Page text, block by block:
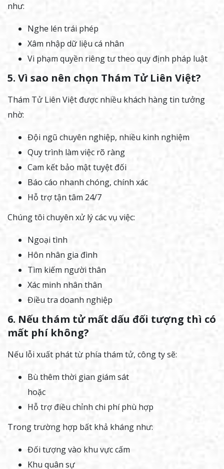
như:
Nghe lén trái phép
Xâm nhập dữ liệu cá nhân
Vi phạm quyền riêng tư theo quy định pháp luật
5. Vì sao nên chọn Thám Tử Liên Việt?
Thám Tử Liên Việt được nhiều khách hàng tin tưởng
nhờ:
Đội ngũ chuyên nghiệp, nhiều kinh nghiệm
Quy trình làm việc rõ ràng
Cam kết bảo mật tuyệt đối
Báo cáo nhanh chóng, chính xác
Hỗ trợ tận tâm 24/7
Chúng tôi chuyên xử lý các vụ việc:
Ngoại tình
Hôn nhân gia đình
Tìm kiếm người thân
Xác minh nhân thân
Điều tra doanh nghiệp
6. Nếu thám tử mất dấu đối tượng thì có
mất phí không?
Nếu lỗi xuất phát từ phía thám tử, công ty sẽ:
Bù thêm thời gian giám sát
hoặc
Hỗ trợ điều chỉnh chi phí phù hợp
Trong trường hợp bất khả kháng như:
Đối tượng vào khu vực cấm
Khu quân sự